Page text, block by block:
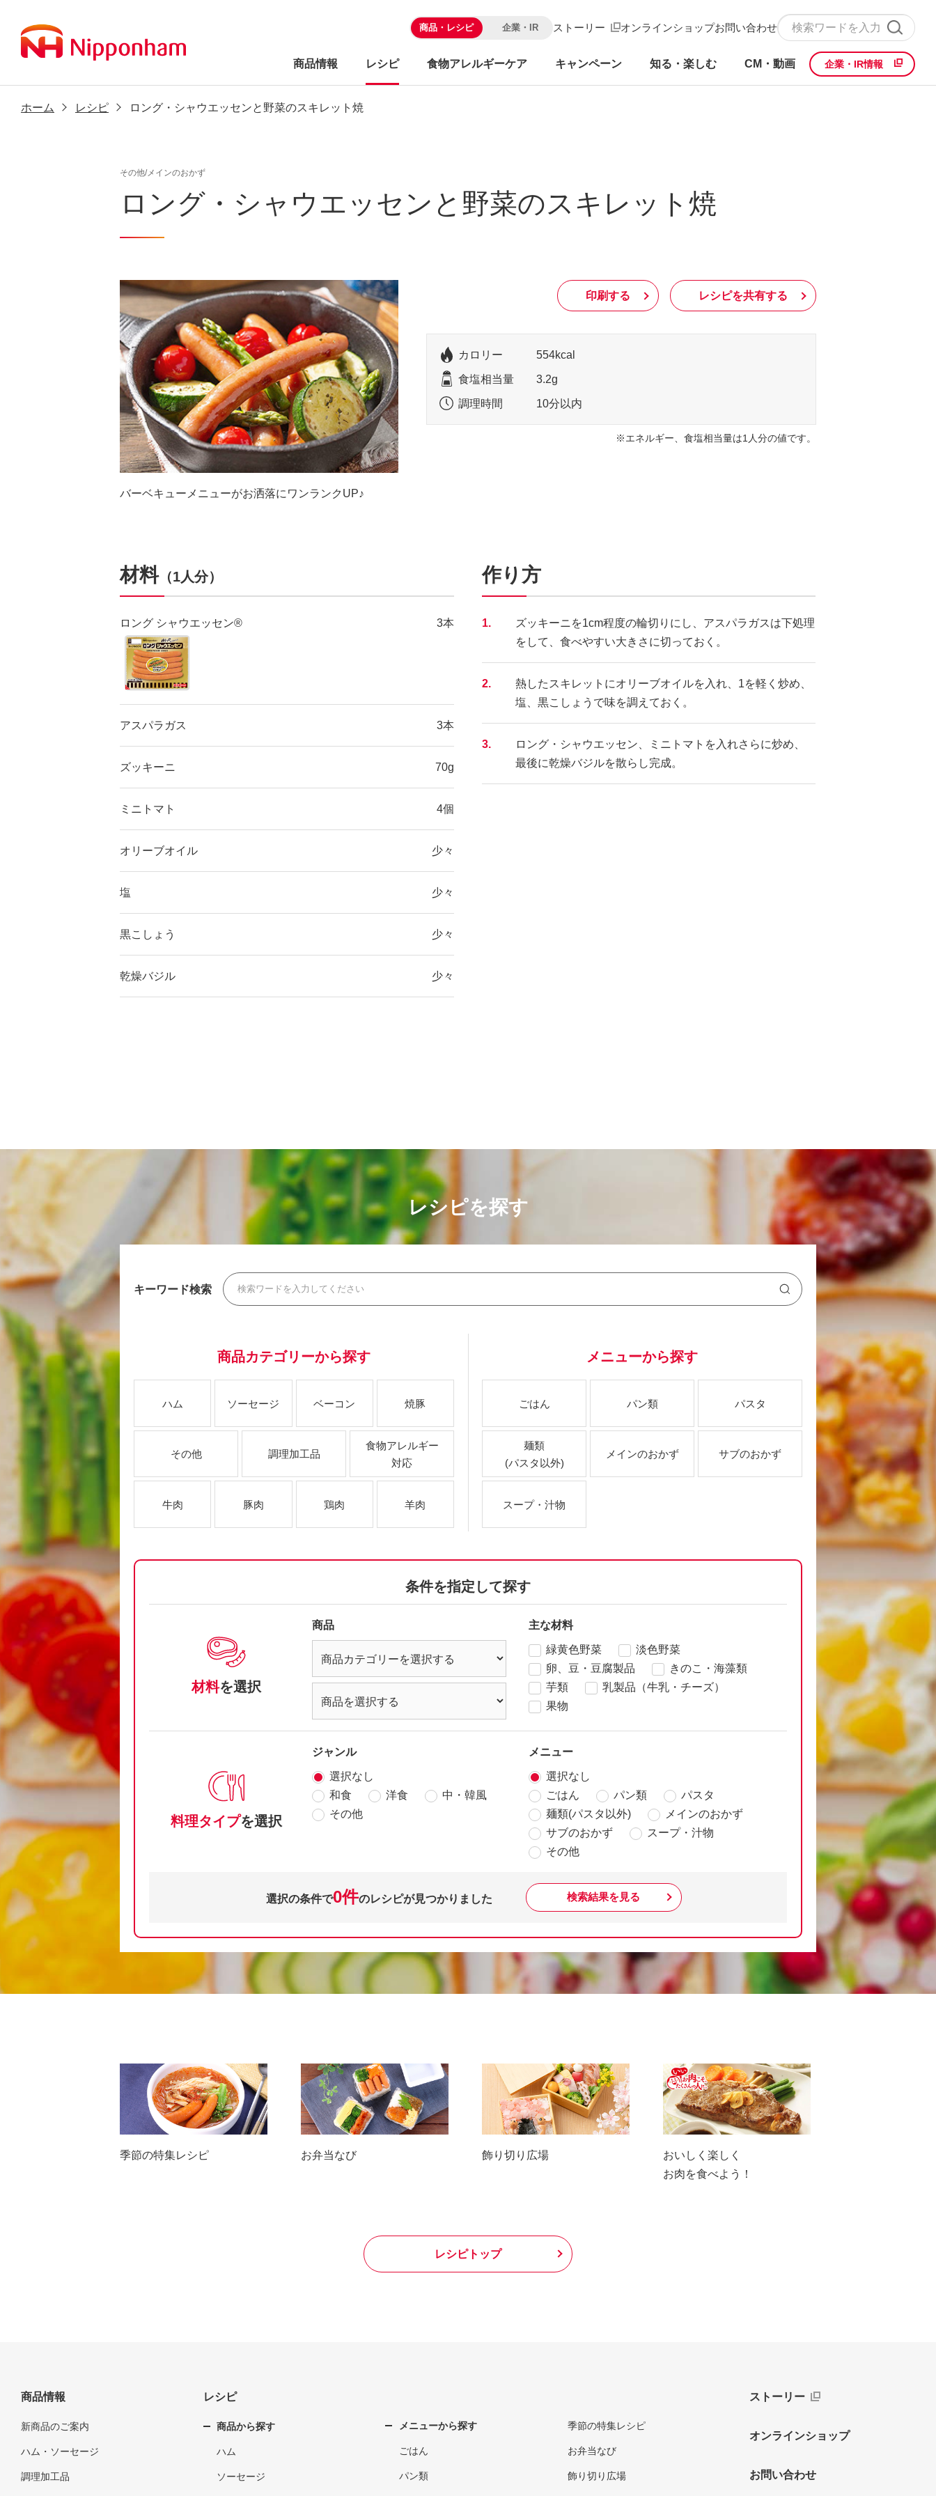
商品・レシピ 企業・IR ストーリー オンラインショップお問い合わせ
商品情報 レシピ 食物アレルギーケア キャンペーン 知る・楽しむ CM・動画 企業・IR情報
ホーム レシピ ロング・シャウエッセンと野菜のスキレット焼
その他/メインのおかず
ロング・シャウエッセンと野菜のスキレット焼
バーベキューメニューがお洒落にワンランクUP♪
印刷する レシピを共有する
カロリー 554kcal
食塩相当量 3.2g
調理時間 10分以内
エネルギー、食塩相当量は1人分の値です。
材料（1人分）
ロング シャウエッセン® 3本
アスパラガス 3本
ズッキーニ 70g
ミニトマト 4個
オリーブオイル 少々
塩 少々
黒こしょう 少々
乾燥バジル 少々
作り方
1.
ズッキーニを1cm程度の輪切りにし、アスパラガスは下処理
をして、食べやすい大きさに切っておく。
2.
熱したスキレットにオリーブオイルを入れ、1を軽く炒め、
塩、黒こしょうで味を調えておく。
3.
ロング・シャウエッセン、ミニトマトを入れさらに炒め、
最後に乾燥バジルを散らし完成。
レシピを探す
キーワード検索
商品カテゴリーから探す
ハム ソーセージ ベーコン 焼豚
その他 調理加工品
食物アレルギー
対応
牛肉 豚肉 鶏肉 羊肉
メニューから探す
ごはん パン類 パスタ
麺類
(パスタ以外)
メインのおかず サブのおかず
スープ・汁物
条件を指定して探す
材料を選択
商品 主な材料
緑黄色野菜
淡色野菜
卵、豆・豆腐製品
きのこ・海藻類
芋類
乳製品（牛乳・チーズ）
果物
料理タイプを選択
ジャンル
選択なし
和食
洋食
中・韓風
その他
メニュー
選択なし
ごはん
パン類
パスタ
麺類(パスタ以外)
メインのおかず
サブのおかず
スープ・汁物
その他
選択の条件で0件のレシピが見つかりました 検索結果を見る
季節の特集レシピ お弁当なび 飾り切り広場
おいしく楽しく
お肉を食べよう！
レシピトップ
商品情報
新商品のご案内
ハム・ソーセージ
調理加工品
レシピ
商品から探す
ハム
ソーセージ
メニューから探す
ごはん
パン類
季節の特集レシピ
お弁当なび
飾り切り広場
ストーリー
オンラインショップ
お問い合わせ